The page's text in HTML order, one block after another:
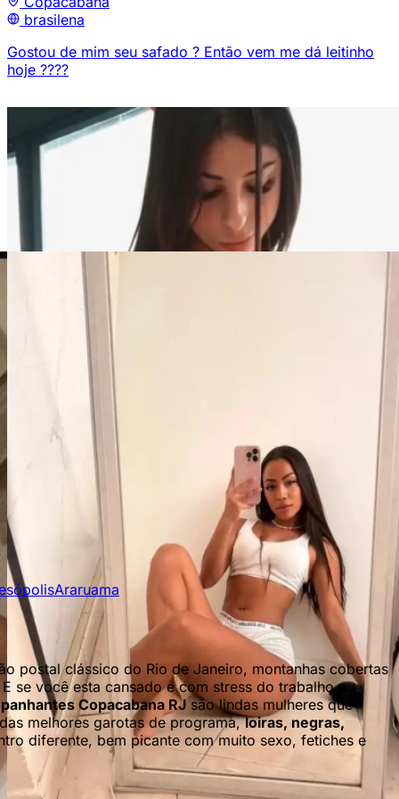
brasilena
Gostou de mim seu safado ? Então vem me dá leitinho
hoje ????
Verificada
13
Cleo Bitencourt20
Copacabana
Araruama
postal clássico do Rio de Janeiro, montanhas cobertas
se você esta cansado e com stress do trabalho ou
Copacabana RJ são lindas mulheres que
melhores garotas de programa,loiras, negras,
diferente, bem picante com muito sexo, fetiches e